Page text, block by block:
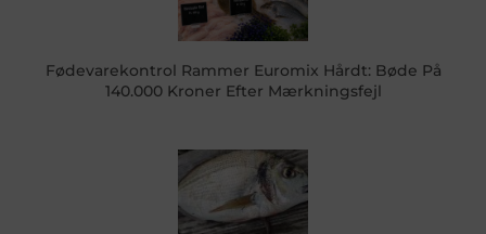
Fødevarekontrol Rammer Euromix Hårdt: Bøde På
140.000 Kroner Efter Mærkningsfejl